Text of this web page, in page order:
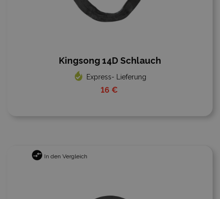
Kingsong 14D Schlauch
Express- Lieferung
16 €
In den Vergleich